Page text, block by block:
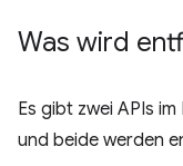
Was wird
Es gibt zwei APIs
und beide werden